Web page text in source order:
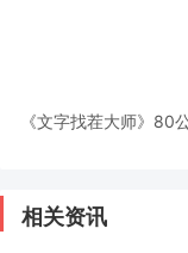
《文字找茬大师》80
相关资讯